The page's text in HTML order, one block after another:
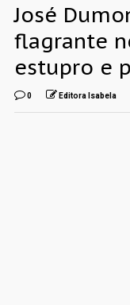
José
flagrante
estupro e
0 Editora Isabela